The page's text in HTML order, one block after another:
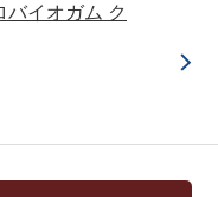
バイオガム ク